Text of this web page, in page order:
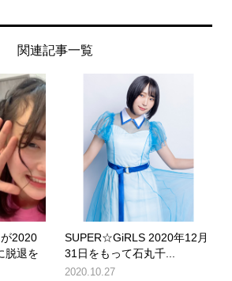
関連記事一覧
2020
脱退を
SUPER☆GiRLS 2020年12月
31日をもって石丸千...
2020.10.27